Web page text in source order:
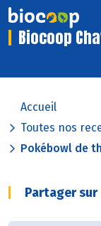
Biocoop
Accueil
Toutes nos
Pokébowl de
Partager sur